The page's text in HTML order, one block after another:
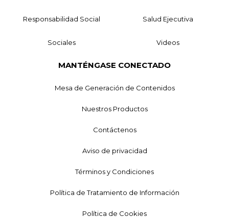
Responsabilidad Social Salud Ejecutiva
Sociales Videos
MANTÉNGASE CONECTADO
Mesa de Generación de Contenidos
Nuestros Productos
Contáctenos
Aviso de privacidad
Términos y Condiciones
Política de Tratamiento de Información
Política de Cookies